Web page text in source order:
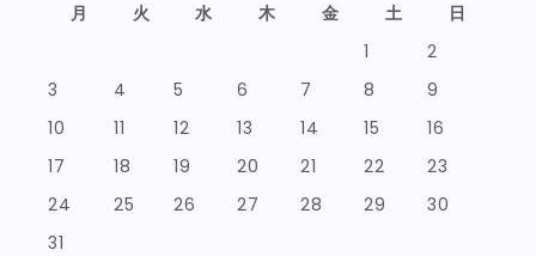
月
火 水 木 金 土
日
1
2
3
4 5 6 7 8
9
10
11 12 13 14 15
16
17
18 19 20 21 22
23
24
25 26 27 28 29
30
31